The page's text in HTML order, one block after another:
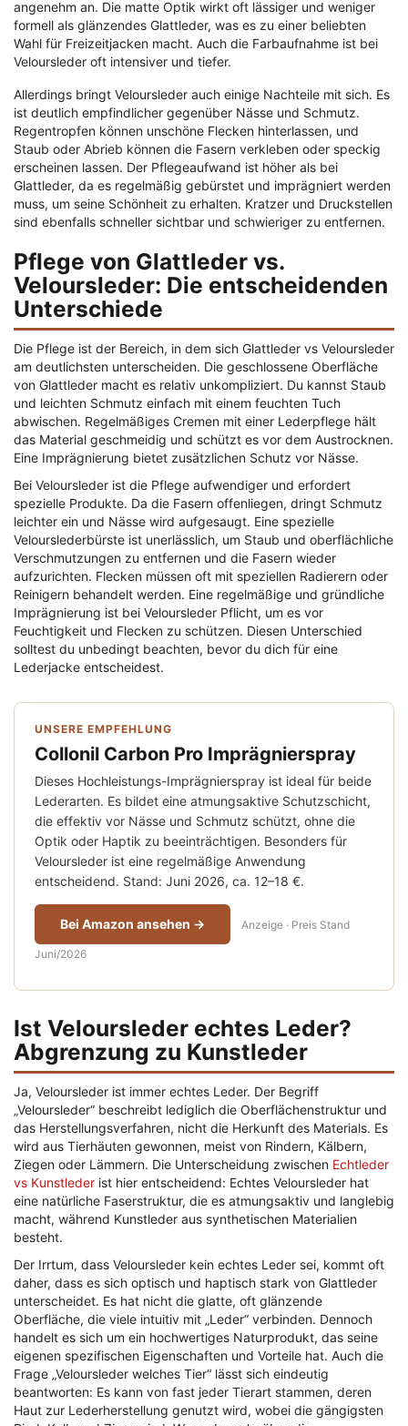
angenehm an. Die matte Optik wirkt oft lässiger und weniger
formell als glänzendes Glattleder, was es zu einer beliebten
Wahl für Freizeitjacken macht. Auch die Farbaufnahme ist bei
Veloursleder oft intensiver und tiefer.
Allerdings bringt Veloursleder auch einige Nachteile mit sich. Es
ist deutlich empfindlicher gegenüber Nässe und Schmutz.
Regentropfen können unschöne Flecken hinterlassen, und
Staub oder Abrieb können die Fasern verkleben oder speckig
erscheinen lassen. Der Pflegeaufwand ist höher als bei
Glattleder, da es regelmäßig gebürstet und imprägniert werden
muss, um seine Schönheit zu erhalten. Kratzer und Druckstellen
sind ebenfalls schneller sichtbar und schwieriger zu entfernen.
Pflege von Glattleder vs.
Veloursleder: Die entscheidenden
Unterschiede
Die Pflege ist der Bereich, in dem sich Glattleder vs Veloursleder
am deutlichsten unterscheiden. Die geschlossene Oberfläche
von Glattleder macht es relativ unkompliziert. Du kannst Staub
und leichten Schmutz einfach mit einem feuchten Tuch
abwischen. Regelmäßiges Cremen mit einer Lederpflege hält
das Material geschmeidig und schützt es vor dem Austrocknen.
Eine Imprägnierung bietet zusätzlichen Schutz vor Nässe.
Bei Veloursleder ist die Pflege aufwendiger und erfordert
spezielle Produkte. Da die Fasern offenliegen, dringt Schmutz
leichter ein und Nässe wird aufgesaugt. Eine spezielle
Velourslederbürste ist unerlässlich, um Staub und oberflächliche
Verschmutzungen zu entfernen und die Fasern wieder
aufzurichten. Flecken müssen oft mit speziellen Radierern oder
Reinigern behandelt werden. Eine regelmäßige und gründliche
Imprägnierung ist bei Veloursleder Pflicht, um es vor
Feuchtigkeit und Flecken zu schützen. Diesen Unterschied
solltest du unbedingt beachten, bevor du dich für eine
Lederjacke entscheidest.
UNSERE EMPFEHLUNG
Collonil Carbon Pro Imprägnierspray
Dieses Hochleistungs-Imprägnierspray ist ideal für beide
Lederarten. Es bildet eine atmungsaktive Schutzschicht,
die effektiv vor Nässe und Schmutz schützt, ohne die
Optik oder Haptik zu beeinträchtigen. Besonders für
Veloursleder ist eine regelmäßige Anwendung
entscheidend. Stand: Juni 2026, ca. 12–18 €.
Bei Amazon ansehen → Anzeige · Preis Stand
Juni/2026
Ist Veloursleder echtes Leder?
Abgrenzung zu Kunstleder
Ja, Veloursleder ist immer echtes Leder. Der Begriff
„Veloursleder“ beschreibt lediglich die Oberflächenstruktur und
das Herstellungsverfahren, nicht die Herkunft des Materials. Es
wird aus Tierhäuten gewonnen, meist von Rindern, Kälbern,
Ziegen oder Lämmern. Die Unterscheidung zwischen Echtleder
vs Kunstleder ist hier entscheidend: Echtes Veloursleder hat
eine natürliche Faserstruktur, die es atmungsaktiv und langlebig
macht, während Kunstleder aus synthetischen Materialien
besteht.
Der Irrtum, dass Veloursleder kein echtes Leder sei, kommt oft
daher, dass es sich optisch und haptisch stark von Glattleder
unterscheidet. Es hat nicht die glatte, oft glänzende
Oberfläche, die viele intuitiv mit „Leder“ verbinden. Dennoch
handelt es sich um ein hochwertiges Naturprodukt, das seine
eigenen spezifischen Eigenschaften und Vorteile hat. Auch die
Frage „Veloursleder welches Tier“ lässt sich eindeutig
beantworten: Es kann von fast jeder Tierart stammen, deren
Haut zur Lederherstellung genutzt wird, wobei die gängigsten